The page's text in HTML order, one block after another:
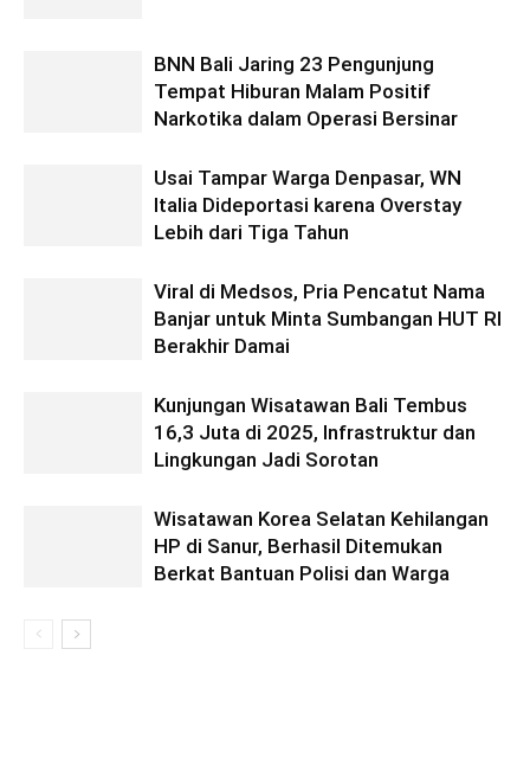
BNN Bali Jaring 23 Pengunjung
Tempat Hiburan Malam Positif
Narkotika dalam Operasi Bersinar
Usai Tampar Warga Denpasar, WN
Italia Dideportasi karena Overstay
Lebih dari Tiga Tahun
Viral di Medsos, Pria Pencatut Nama
Banjar untuk Minta Sumbangan HUT RI
Berakhir Damai
Kunjungan Wisatawan Bali Tembus
16,3 Juta di 2025, Infrastruktur dan
Lingkungan Jadi Sorotan
Wisatawan Korea Selatan Kehilangan
HP di Sanur, Berhasil Ditemukan
Berkat Bantuan Polisi dan Warga